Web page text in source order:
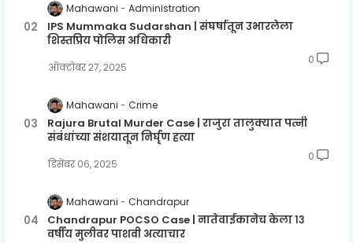
Mahawani Administration
IPS Mummaka Sudarshan | संघर्षातून उभारलेला
शिस्तप्रिय पोलिस अधिकारी
ऑक्टोबर २७, २०२५
0
Mahawani Crime
Rajura Brutal Murder Case | राजुरा तालुक्यात पत्नी
संबंधांच्या संशयातून निर्घृण हत्या
डिसेंबर ०६, २०२५
0
Mahawani Chandrapur
Chandrapur POCSO Case | नातेवाईकानेच केला १३
वर्षीय मुलीवर पाशवी अत्याचार